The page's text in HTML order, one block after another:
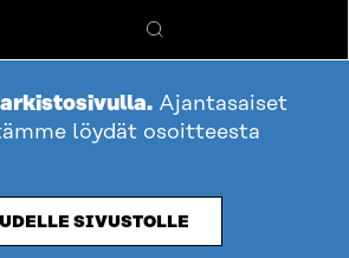
Hae
Ajantasaiset
löydät osoitteesta
SIVUSTOLLE